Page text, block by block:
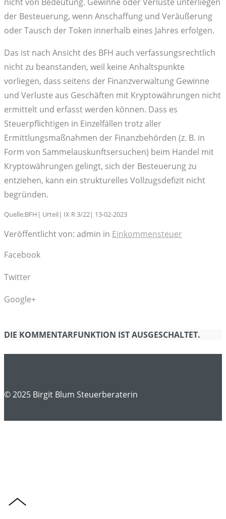
der Besteuerung, wenn Anschaffung und Veräußerung
oder Tausch der Token innerhalb eines Jahres erfolgen.
Das ist nach Ansicht des BFH auch verfassungsrechtlich
nicht zu beanstanden, weil keine Anhaltspunkte
vorliegen, dass seitens der Finanzverwaltung Gewinne
und Verluste aus Geschäften mit Kryptowährungen nicht
ermittelt und erfasst werden können. Dass es
Steuerpflichtigen in Einzelfällen trotz aller
Ermittlungsmaßnahmen der Finanzbehörden (z. B. in
Form von Sammelauskunftsersuchen) beim Handel mit
Kryptowährungen gelingt, sich der Besteuerung zu
entziehen, kann ein strukturelles Vollzugsdefizit nicht
begründen.
Quelle:BFH| Urteil| IX R 3/22| 13-02-2023
Veröffentlicht von: admin in Einkommensteuer
Facebook
Twitter
Google+
DIE KOMMENTARFUNKTION IST AUSGESCHALTET.
© 2025 Birgit Blum Steuerberaterin